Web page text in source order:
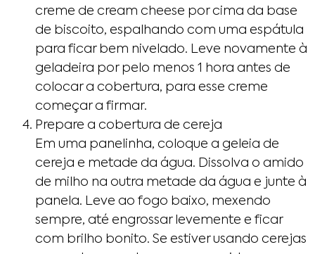
creme de cream cheese por cima da base
de biscoito, espalhando com uma espátula
para ficar bem nivelado. Leve novamente à
geladeira por pelo menos 1 hora antes de
colocar a cobertura, para esse creme
começar a firmar.
Prepare a cobertura de cereja
Em uma panelinha, coloque a geleia de
cereja e metade da água. Dissolva o amido
de milho na outra metade da água e junte à
panela. Leve ao fogo baixo, mexendo
sempre, até engrossar levemente e ficar
com brilho bonito. Se estiver usando cerejas